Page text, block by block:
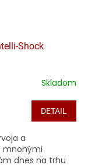
Shock
Skladom
DETAIL
a
mnohými
dnes na trhu